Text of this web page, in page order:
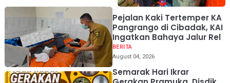
Pejalan Kaki Tertemper KA
Pangrango di Cibadak, KAI
Ingatkan Bahaya Jalur Rel
BERITA
August 04, 2026
Semarak Hari Ikrar